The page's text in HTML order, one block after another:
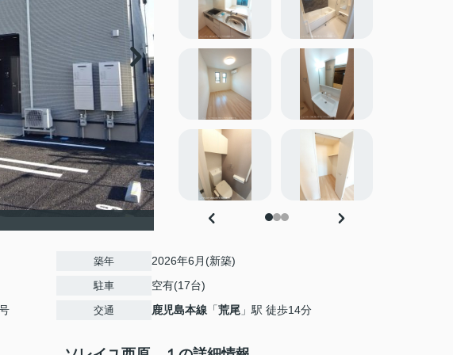
築年 2026年6月(新築)
駐車 空有(17台)
交通 鹿児島本線 「荒尾 」駅 徒歩14分